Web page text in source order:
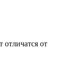
отличатся от